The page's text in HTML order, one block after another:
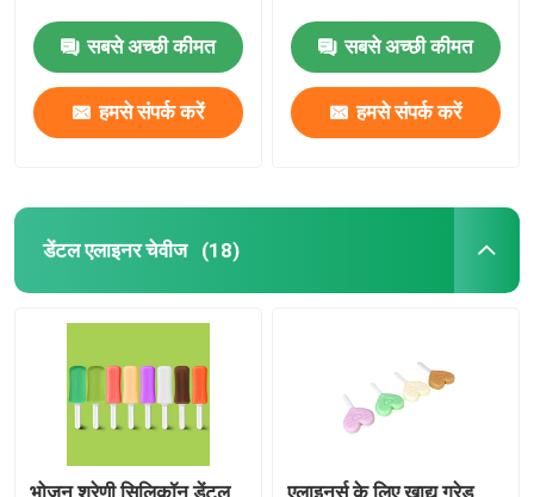
सबसे अच्छी कीमत
हमसे संपर्क करें
सबसे अच्छी कीमत
हमसे संपर्क करें
डेंटल एलाइनर चेवीज (18)
भोजन श्रेणी सिलिकॉन डेंटल
एलाइनर्स के लिए खाद्य ग्रेड